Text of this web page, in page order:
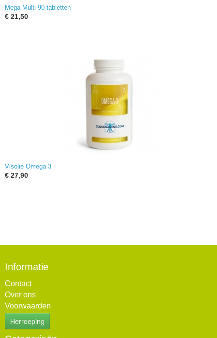
Mega Multi 90 tabletten
€ 21,50
Visolie Omega 3
€ 27,90
Informatie
Contact
Over ons
Voorwaarden
Herroeping